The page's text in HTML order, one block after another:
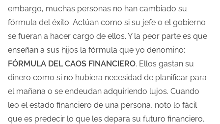
embargo, muchas personas no han cambiado su
fórmula del éxito. Actúan como si su jefe o el gobierno
se fueran a hacer cargo de ellos. Y la peor parte es que
enseñan a sus hijos la fórmula que yo denomino:
FÓRMULA DEL CAOS FINANCIERO. Ellos gastan su
dinero como si no hubiera necesidad de planificar para
el mañana o se endeudan adquiriendo lujos. Cuando
leo el estado financiero de una persona, noto lo fácil
que es predecir lo que les depara su futuro financiero.